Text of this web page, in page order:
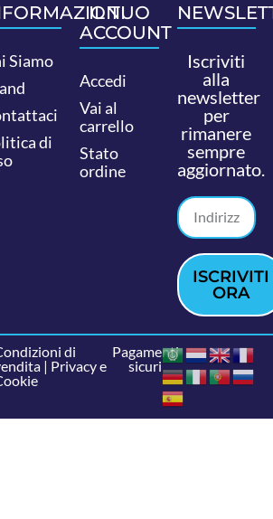
Siamo
di
IL TUO
ACCOUNT
Accedi
Vai al
carrello
Stato
ordine
Iscriviti
alla
newsletter
per
rimanere
sempre
aggiornato.
ISCRIVITI
ORA
di
| Privacy e
Pagamenti
sicuri